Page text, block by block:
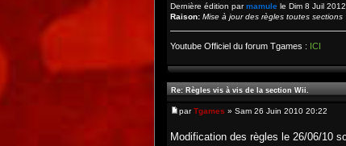
Dernière édition parmamule le Dim 8 Juil
Raison: Mise à jour des règles toutes sections
Youtube Officiel du forum Tgames : ICI
Re: Règles vis à vis de la section Wii.
parTgames » Sam 26 Juin 2010 20:22
Modification des règles le 26/06/10